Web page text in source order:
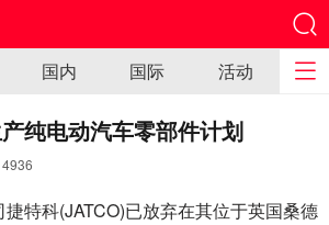
国内 国际 活动
纯电动汽车零部件计划
4936
特科(JATCO)已放弃在其位于英国桑德